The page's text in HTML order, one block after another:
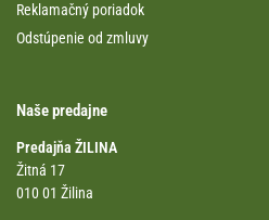
Reklamačný poriadok
Odstúpenie od zmluvy
Naše predajne
Predajňa ŽILINA
Žitná 17
010 01 Žilina